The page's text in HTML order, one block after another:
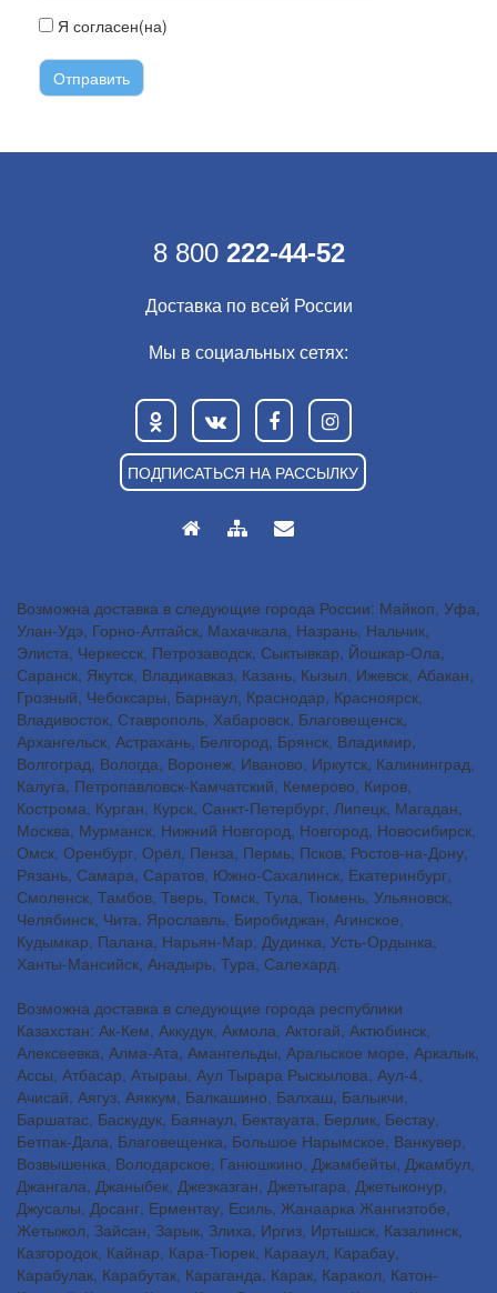
Я согласен(на)
8 800 222-44-52
Доставка по всей России
Мы в социальных сетях:
ПОДПИСАТЬСЯ НА РАССЫЛКУ
Возможна доставка в следующие города России: Майкоп, Уфа,
Улан-Удэ, Горно-Алтайск, Махачкала, Назрань, Нальчик,
Элиста, Черкесск, Петрозаводск, Сыктывкар, Йошкар-Ола,
Саранск, Якутск, Владикавказ, Казань, Кызыл, Ижевск, Абакан,
Грозный, Чебоксары, Барнаул, Краснодар, Красноярск,
Владивосток, Ставрополь, Хабаровск, Благовещенск,
Архангельск, Астрахань, Белгород, Брянск, Владимир,
Волгоград, Вологда, Воронеж, Иваново, Иркутск, Калининград,
Калуга, Петропавловск-Камчатский, Кемерово, Киров,
Кострома, Курган, Курск, Санкт-Петербург, Липецк, Магадан,
Москва, Мурманск, Нижний Новгород, Новгород, Новосибирск,
Омск, Оренбург, Орёл, Пенза, Пермь, Псков, Ростов-на-Дону,
Рязань, Самара, Саратов, Южно-Сахалинск, Екатеринбург,
Смоленск, Тамбов, Тверь, Томск, Тула, Тюмень, Ульяновск,
Челябинск, Чита, Ярославль, Биробиджан, Агинское,
Кудымкар, Палана, Нарьян-Мар, Дудинка, Усть-Ордынка,
Ханты-Мансийск, Анадырь, Тура, Салехард.
Возможна доставка в следующие города республики
Казахстан: Ак-Кем, Аккудук, Акмола, Актогай, Актюбинск,
Алексеевка, Алма-Ата, Амангельды, Аральское море, Аркалык,
Ассы, Атбасар, Атыраы, Аул Тырара Рыскылова, Аул-4,
Ачисай, Аягуз, Аяккум, Балкашино, Балхаш, Балыкчи,
Баршатас, Баскудук, Баянаул, Бектауата, Берлик, Бестау,
Бетпак-Дала, Благовещенка, Большое Нарымское, Ванкувер,
Возвышенка, Володарское, Ганюшкино, Джамбейты, Джамбул,
Джангала, Джаныбек, Джезказган, Джетыгара, Джетыконур,
Джусалы, Досанг, Ерментау, Есиль, Жанаарка Жангизтобе,
Жетыжол, Зайсан, Зарык, Злиха, Иргиз, Иртышск, Казалинск,
Казгородок, Кайнар, Кара-Тюрек, Карааул, Карабау,
Карабулак, Карабутак, Караганда, Карак, Каракол, Катон-